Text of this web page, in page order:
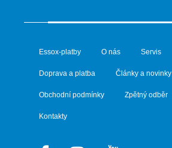
Essox-platby O nás Servis
Doprava a platba Články a novinky
Obchodní podmínky Zpětný odběr
Kontakty